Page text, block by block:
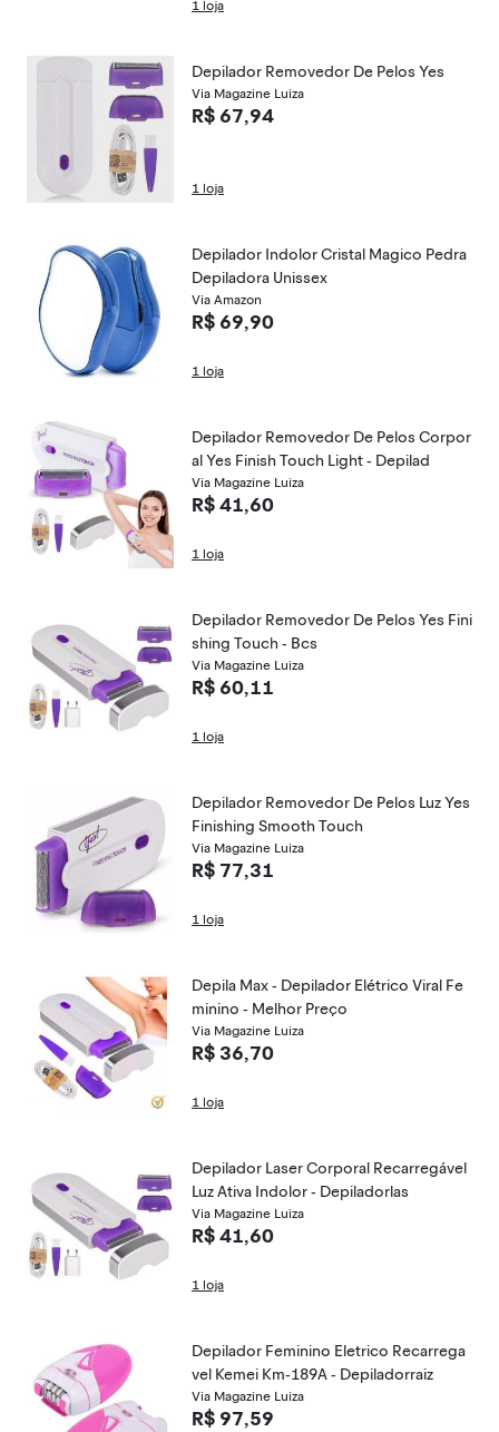
1 loja
Depilador Removedor De Pelos Yes
Via Magazine Luiza
R$ 67,94
1 loja
Depilador Indolor Cristal Magico Pedra
Depiladora Unissex
Via Amazon
R$ 69,90
1 loja
Depilador Removedor De Pelos Corpor
al Yes Finish Touch Light - Depilad
Via Magazine Luiza
R$ 41,60
1 loja
Depilador Removedor De Pelos Yes Fini
shing Touch - Bcs
Via Magazine Luiza
R$ 60,11
1 loja
Depilador Removedor De Pelos Luz Yes
Finishing Smooth Touch
Via Magazine Luiza
R$ 77,31
1 loja
Depila Max - Depilador Elétrico Viral Fe
minino - Melhor Preço
Via Magazine Luiza
R$ 36,70
1 loja
Depilador Laser Corporal Recarregável
Luz Ativa Indolor - Depiladorlas
Via Magazine Luiza
R$ 41,60
1 loja
Depilador Feminino Eletrico Recarrega
vel Kemei Km-189A - Depiladorraiz
Via Magazine Luiza
R$ 97,59